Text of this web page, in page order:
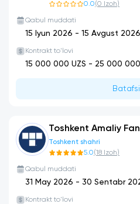
0.0(0 Izoh)
Qabul muddati
15 Iyun 2026 - 15 Avgust 2026
Kontrakt to'lovi
15 000 000 UZS - 25 000 000
Batafsil
Toshkent Amaliy
Toshkent shahri
5.0(18 Izoh)
Qabul muddati
31 May 2026 - 30 Sentabr
Kontrakt to'lovi